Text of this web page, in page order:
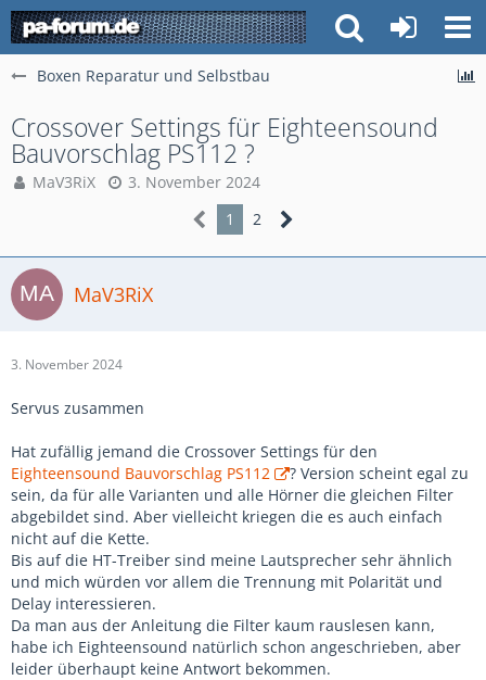
Boxen Reparatur und Selbstbau
Crossover Settings für Eighteensound
Bauvorschlag PS112 ?
MaV3RiX
3. November 2024
1
2
MaV3RiX
3. November 2024
Servus zusammen
Hat zufällig jemand die Crossover Settings für den
Eighteensound Bauvorschlag PS112
? Version scheint egal zu
sein, da für alle Varianten und alle Hörner die gleichen Filter
abgebildet sind. Aber vielleicht kriegen die es auch einfach
nicht auf die Kette.
Bis auf die HT-Treiber sind meine Lautsprecher sehr ähnlich
und mich würden vor allem die Trennung mit Polarität und
Delay interessieren.
Da man aus der Anleitung die Filter kaum rauslesen kann,
habe ich Eighteensound natürlich schon angeschrieben, aber
leider überhaupt keine Antwort bekommen.